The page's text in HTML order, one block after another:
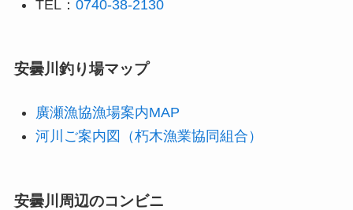
TEL： 0740-38-2130
安曇川釣り場マップ
廣瀬漁協漁場案内MAP
河川ご案内図（朽木漁業協同組合）
安曇川周辺のコンビニ